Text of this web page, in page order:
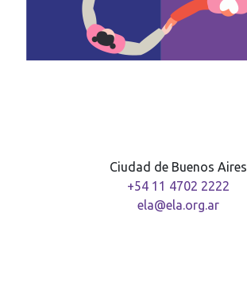
Ciudad de Buenos Aires
+54 11 4702 2222
ela@ela.org.ar